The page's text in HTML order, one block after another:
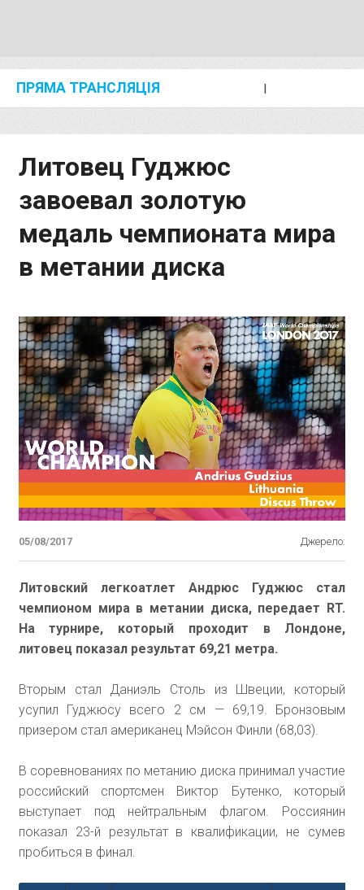
ПРЯМА ТРАНСЛЯЦІЯ I
Литовец Гуджюс
завоевал золотую
медаль чемпионата мира
в метании диска
05/08/2017 Джерело:
Литовский легкоатлет Андрюс Гуджюс стал
чемпионом мира в метании диска, передает RT.
На турнире, который проходит в Лондоне,
литовец показал результат 69,21 метра.
Вторым стал Даниэль Столь из Швеции, который
усупил Гуджюсу всего 2 см — 69,19. Бронзовым
призером стал американец Мэйсон Финли (68,03).
В соревнованиях по метанию диска принимал участие
российский спортсмен Виктор Бутенко, который
выступает под нейтральным флагом. Россиянин
показал 23-й результат в квалификации, не сумев
пробиться в финал.